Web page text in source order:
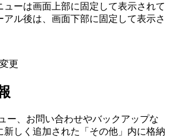
ューは画面上部に固定して表示されて
アル後は、画面下部に固定して表示さ
更
ー、お問い合わせやバックアップな
新しく追加された「その他」内に格納